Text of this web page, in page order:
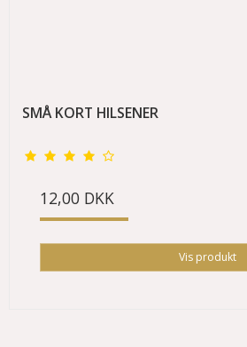
SMÅ KORT HILSENER
12,00 DKK
Vis produkt